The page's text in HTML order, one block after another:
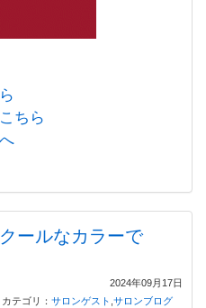
ちら
ールなカラーで
2024年09月17日
カテゴリ： サロンゲスト サロンブログ